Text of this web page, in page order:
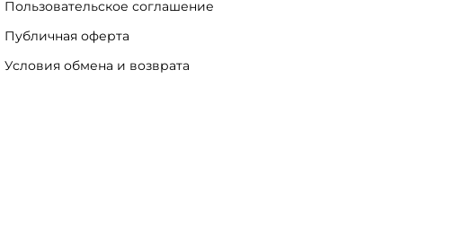
Пользовательское соглашение
Публичная оферта
Условия обмена и возврата